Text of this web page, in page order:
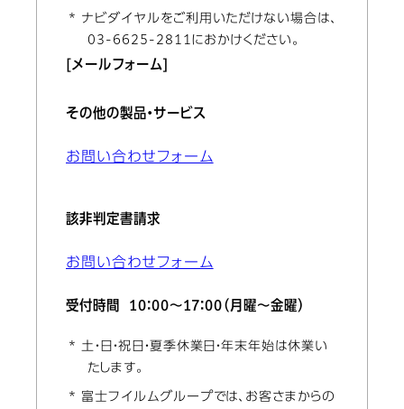
* ナビダイヤルをご利用いただけない場合は、
03-6625-2811におかけください。
[メールフォーム]
その他の製品・サービス
お問い合わせフォーム
該非判定書請求
お問い合わせフォーム
受付時間 10：00～17：00（月曜～金曜）
* 土・日・祝日・夏季休業日・年末年始は休業い
たします。
* 富士フイルムグループでは、お客さまからの